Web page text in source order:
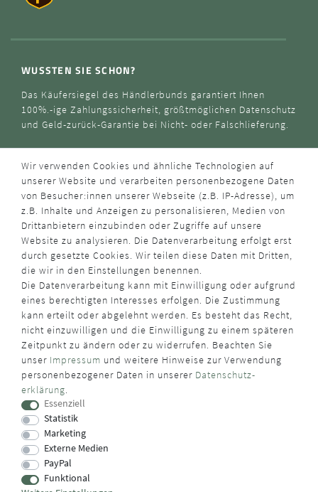
WUSSTEN SIE SCHON?
Das Käufersiegel des Händlerbunds garantiert Ihnen
100%.-ige Zahlungssicherheit, größtmöglichen Datenschutz
und Geld-zurück-Garantie bei Nicht- oder Falschlieferung.
Wir verwenden Cookies und ähnliche Technologien auf
unserer Website und verarbeiten personenbezogene Daten
von Besucher:innen unserer Webseite (z.B. IP-Adresse), um
z.B. Inhalte und Anzeigen zu personalisieren, Medien von
Drittanbietern einzubinden oder Zugriffe auf unsere
Website zu analysieren. Die Datenverarbeitung erfolgt erst
durch gesetzte Cookies. Wir teilen diese Daten mit Dritten,
die wir in den Einstellungen benennen.
Die Datenverarbeitung kann mit Einwilligung oder aufgrund
eines berechtigten Interesses erfolgen. Die Zustimmung
kann erteilt oder abgelehnt werden. Es besteht das Recht,
nicht einzuwilligen und die Einwilligung zu einem späteren
Zeitpunkt zu ändern oder zu widerrufen. Beachten Sie
unser Impressum und weitere Hinweise zur Verwendung
personenbezogener Daten in unserer Daten­schutz­
erklärung.
Essenziell
Statistik
Marketing
Externe Medien
PayPal
Funktional